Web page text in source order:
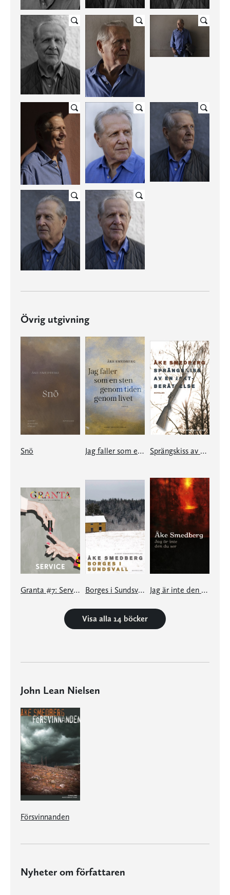
Övrig utgivning
Snö Jag faller som en sten genom tiden genom livet Sprängskiss av en jaktberättelse
Granta #7: Service Borges i Sundsvall Jag är inte den du ser
Visa alla 14 böcker
John Lean Nielsen
Försvinnanden
Nyheter om författaren